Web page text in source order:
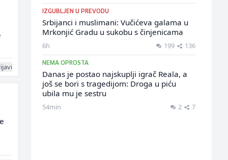
IZGUBLJEN U PREVODU
Srbijanci i muslimani: Vučićeva galama u
Mrkonjić Gradu u sukobu s činjenicama
6h 199 136
NEMA OPROSTA
Danas je postao najskuplji igrač Reala, a
još se bori s tragedijom: Droga u piću
ubila mu je sestru
54min 2 7